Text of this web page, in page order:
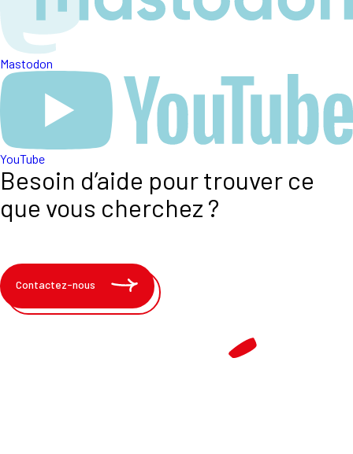
Mastodon
YouTube
Besoin d’aide pour trouver ce
que vous cherchez ?
Contactez-nous